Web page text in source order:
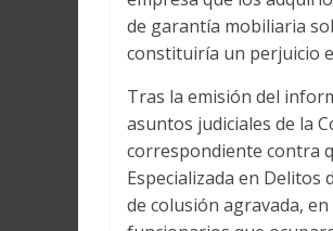
Loreto
de garantía mobiliaria
constituiría un perjuicio
Tras la emisión del
asuntos judiciales de la
correspondiente contra
Especializada en
de colusión agravada,